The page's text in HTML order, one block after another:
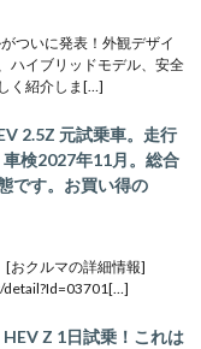
ついに発表！外観デザイ
ハイブリッドモデル、安全
く紹介しま[…]
2.5Z 元試乗車。走行
検2027年11月。総合
です。お買い得の
[おクルマの詳細情報]
detail?Id=03701[…]
Z 1日試乗！これは